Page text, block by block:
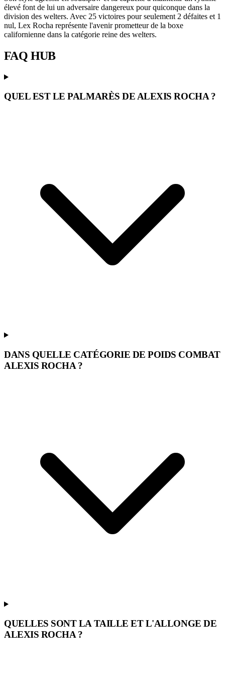
élevé font de lui un adversaire dangereux pour quiconque dans la
division des welters. Avec 25 victoires pour seulement 2 défaites et 1
nul, Lex Rocha représente l'avenir prometteur de la boxe
californienne dans la catégorie reine des welters.
FAQ HUB
QUEL EST LE PALMARÈS DE ALEXIS ROCHA ?
DANS QUELLE CATÉGORIE DE POIDS COMBAT
ALEXIS ROCHA ?
QUELLES SONT LA TAILLE ET L'ALLONGE DE
ALEXIS ROCHA ?